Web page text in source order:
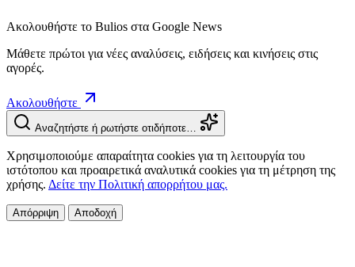
Ακολουθήστε το Bulios στα Google News
Μάθετε πρώτοι για νέες αναλύσεις, ειδήσεις και κινήσεις στις
αγορές.
Ακολουθήστε
Αναζητήστε ή ρωτήστε οτιδήποτε…
Χρησιμοποιούμε απαραίτητα cookies για τη λειτουργία του
ιστότοπου και προαιρετικά αναλυτικά cookies για τη μέτρηση της
χρήσης. Δείτε την Πολιτική απορρήτου μας.
Απόρριψη Αποδοχή